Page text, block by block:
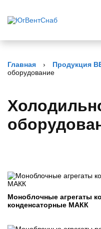
Главная › Продукция
оборудование
Моноблочные агрегаты
конденсаторные МАКК